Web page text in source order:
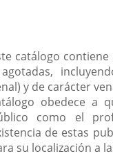
catálogo
y de carácter
obedece a
como el
de estas
su localización a